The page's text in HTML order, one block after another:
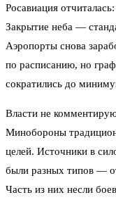
Росавиация
Закрытие неба —
Аэропорты снова
по расписанию, но
сократились до
Власти не
Минобороны
целей. Источники в
были разных типов —
Часть из них несли